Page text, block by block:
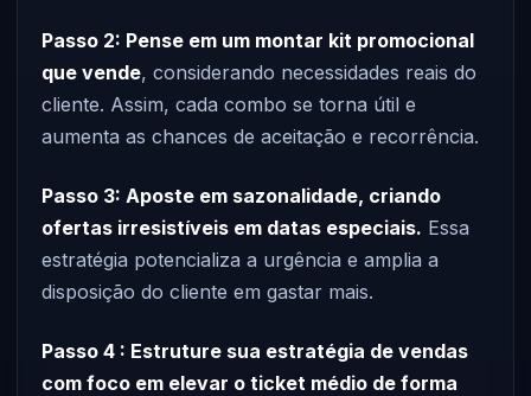
Passo 2: Pense em um montar kit promocional
que vende, considerando necessidades reais do
cliente. Assim, cada combo se torna útil e
aumenta as chances de aceitação e recorrência.
Passo 3: Aposte em sazonalidade, criando
ofertas irresistíveis em datas especiais. Essa
estratégia potencializa a urgência e amplia a
disposição do cliente em gastar mais.
Passo 4 : Estruture sua estratégia de vendas
com foco em elevar o ticket médio de forma